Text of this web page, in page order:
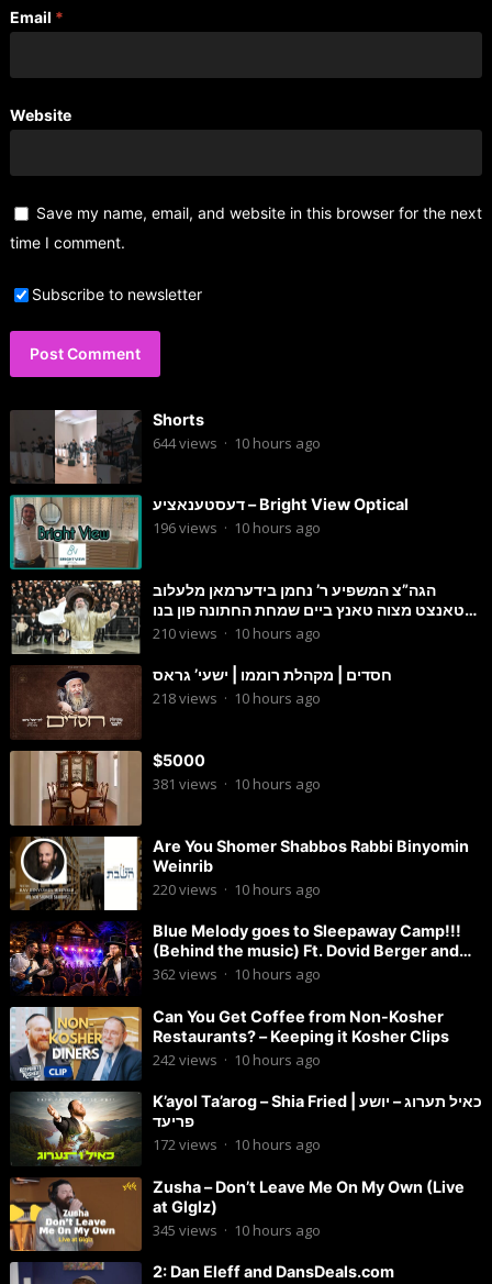
Email *
Website
Save my name, email, and website in this browser for the next
time I comment.
Subscribe to newsletter
Shorts
644views · 10 hours ago
דעסטענאציע – Bright View Optical
196views · 10 hours ago
הגה”צ המשפיע ר’ נחמן בידערמאן מלעלוב
טאנצט מצוה טאנץ ביים שמחת החתונה פון בנו
החתן
210views · 10 hours ago
חסדים | מקהלת רוממו | ישעי’ גראס
218views · 10 hours ago
$5000
381 views · 10 hours ago
Are You Shomer Shabbos Rabbi Binyomin
Weinrib
220views · 10 hours ago
Blue Melody goes to Sleepaway Camp!!!
(Behind the music) Ft. Dovid Berger and
Chaim Brown
362views · 10 hours ago
Can You Get Coffee from Non-Kosher
Restaurants? – Keeping it Kosher Clips
242 views · 10 hours ago
K’ayol Ta’arog – Shia Fried | כאיל תערוג – יושע
פריעד
172views · 10 hours ago
Zusha – Don’t Leave Me On My Own (Live
at Glglz)
345 views · 10 hours ago
2: Dan Eleff and DansDeals.com